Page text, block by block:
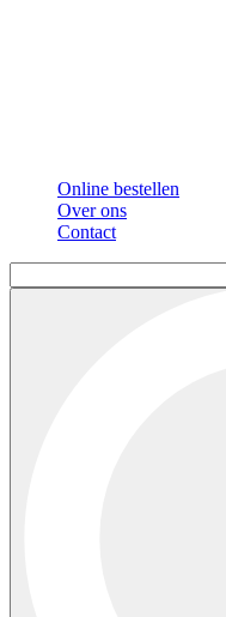
Online bestellen
Over ons
Contact